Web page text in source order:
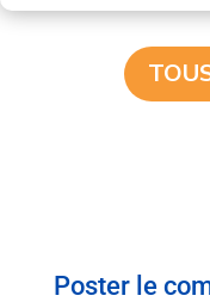
Poster le